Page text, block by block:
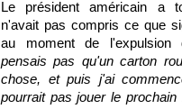
Le président américain a
n'avait pas compris ce que
au moment de l'expulsion
pensais pas qu'un carton
chose, et puis j'ai
pourrait pas jouer le